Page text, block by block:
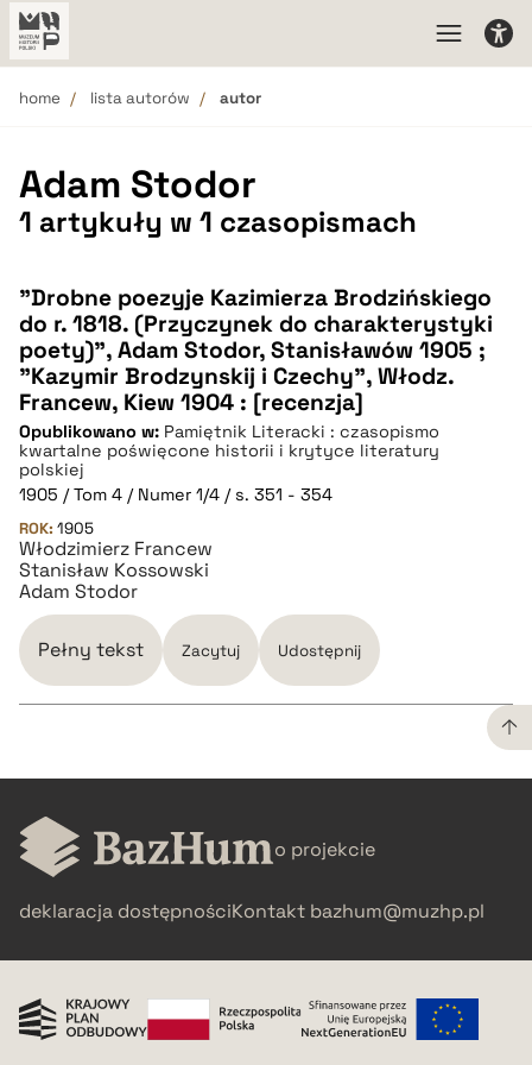
home lista autorów autor
Adam Stodor
1 artykuły w 1 czasopismach
"Drobne poezyje Kazimierza Brodzińskiego
do r. 1818. (Przyczynek do charakterystyki
poety)", Adam Stodor, Stanisławów 1905 ;
"Kazymir Brodzynskij i Czechy", Włodz.
Francew, Kiew 1904 : [recenzja]
Opublikowano w: Pamiętnik Literacki : czasopismo
kwartalne poświęcone historii i krytyce literatury
polskiej
1905 / Tom 4 / Numer 1/4 / s. 351 - 354
ROK: 1905
Włodzimierz Francew
Stanisław Kossowski
Adam Stodor
Pełny tekst Zacytuj Udostępnij
CZYSTY TEKST
pobierz cytat
BIBTEX
o projekcie
deklaracja dostępnościKontakt bazhum@muzhp.pl